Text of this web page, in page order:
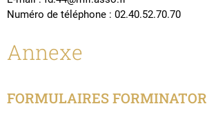
Numéro de téléphone : 02.40.52.70.70
Annexe
FORMULAIRES FORMINATOR